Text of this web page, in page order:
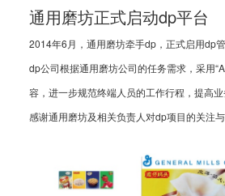
通用磨坊正式启动dp平台
2014年6月，通用磨坊牵手dp，正式启用dp
dp公司根据通用磨坊公司的任务需求，采用
容，进一步规范终端人员的工作行程，提高
感谢通用磨坊及相关负责人对dp项目的关注